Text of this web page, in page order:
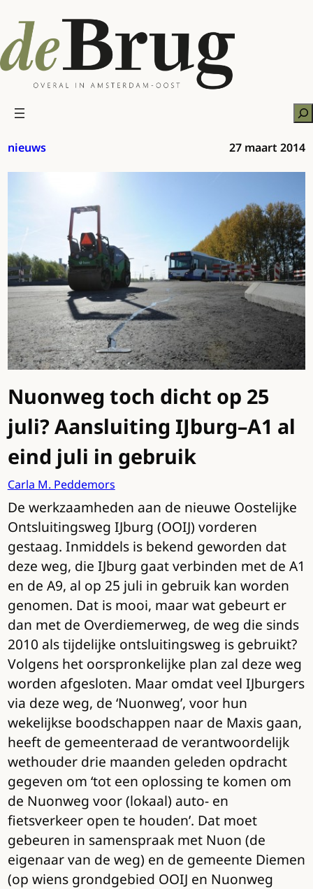
naar
de
inhoud
nieuws 27 maart 2014
Nuonweg toch dicht op 25
juli? Aansluiting IJburg–A1 al
eind juli in gebruik
Carla M. Peddemors
De werkzaamheden aan de nieuwe Oostelijke
Ontsluitingsweg IJburg (OOIJ) vorderen
gestaag. Inmiddels is bekend geworden dat
deze weg, die IJburg gaat verbinden met de A1
en de A9, al op 25 juli in gebruik kan worden
genomen. Dat is mooi, maar wat gebeurt er
dan met de Overdiemerweg, de weg die sinds
2010 als tijdelijke ontsluitingsweg is gebruikt?
Volgens het oorspronkelijke plan zal deze weg
worden afgesloten. Maar omdat veel IJburgers
via deze weg, de ‘Nuonweg’, voor hun
wekelijkse boodschappen naar de Maxis gaan,
heeft de gemeenteraad de verantwoordelijk
wethouder drie maanden geleden opdracht
gegeven om ‘tot een oplossing te komen om
de Nuonweg voor (lokaal) auto- en
fietsverkeer open te houden’. Dat moet
gebeuren in samenspraak met Nuon (de
eigenaar van de weg) en de gemeente Diemen
(op wiens grondgebied OOIJ en Nuonweg